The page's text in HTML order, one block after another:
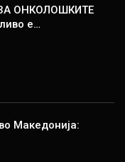
ОНКОЛОШКИТЕ
е…
Македонија: